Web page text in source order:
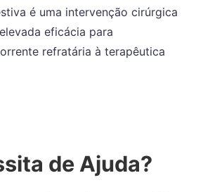
é uma intervenção cirúrgica
eficácia para
refratária à terapêutica
de Ajuda?